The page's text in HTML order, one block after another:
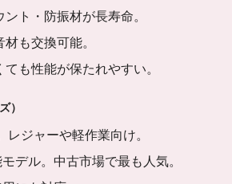
ト・防振材が長寿命。
も交換可能。
も性能が保たれやすい。
）
ジャーや軽作業向け。
デル。中古市場で最も人気。